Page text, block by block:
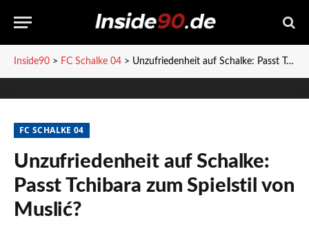
Inside90 > FC Schalke 04 > Unzufriedenheit auf Schalke: Passt Tchibara zum Spielstil von Muslić?
FC SCHALKE 04
Unzufriedenheit auf Schalke:
Passt Tchibara zum Spielstil von
Muslić?